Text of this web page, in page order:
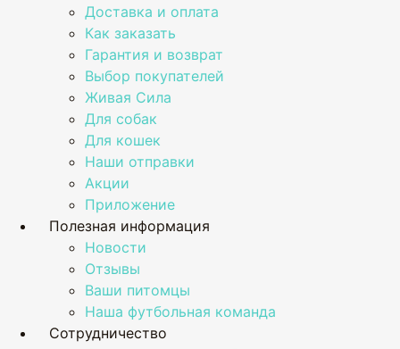
Доставка и оплата
Как заказать
Гарантия и возврат
Выбор покупателей
Живая Сила
Для собак
Для кошек
Наши отправки
Акции
Приложение
Полезная информация
Новости
Отзывы
Ваши питомцы
Наша футбольная команда
Сотрудничество